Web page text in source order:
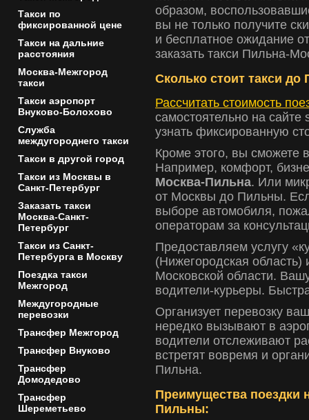
Такси по
фиксированной цене
Такси на дальние
расстояния
Москва-Межгород
такси
Такси аэропорт
Внуково-Болохово
Служба
междугороднего такси
Такси в другой город
Такси из Москвы в
Санкт-Петербург
Заказать такси
Москва-Санкт-
Петербург
Такси из Санкт-
Петербурга в Москву
Поездка такси
Межгород
Междугородные
перевозки
Трансфер Межгород
Трансфер Внуково
Трансфер
Домодедово
Трансфер
Шереметьево
образом,
вы не только получите
и бесплатное ожидание
заказать такси Пильна-
Сколько стоит такси
Рассчитать стоимость
самостоятельно на сайте
узнать фиксированную
Кроме этого, вы сможете
Например, комфорт,
Москва-Пильна. Или
от Москвы до Пильны.
выборе автомобиля,
операторам за
Предоставляем услугу
(Нижегородская
Московской области.
водители-курьеры.
Организует перевозку
нередко вызывают в
водители отслеживают
встретят вовремя и
Пильна.
Преимущества поездки
Пильны: